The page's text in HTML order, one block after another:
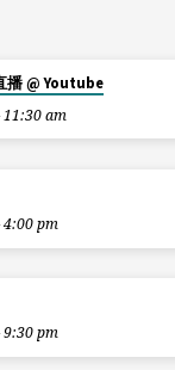
播 @ Youtube
11:30 am
4:00 pm
9:30 pm